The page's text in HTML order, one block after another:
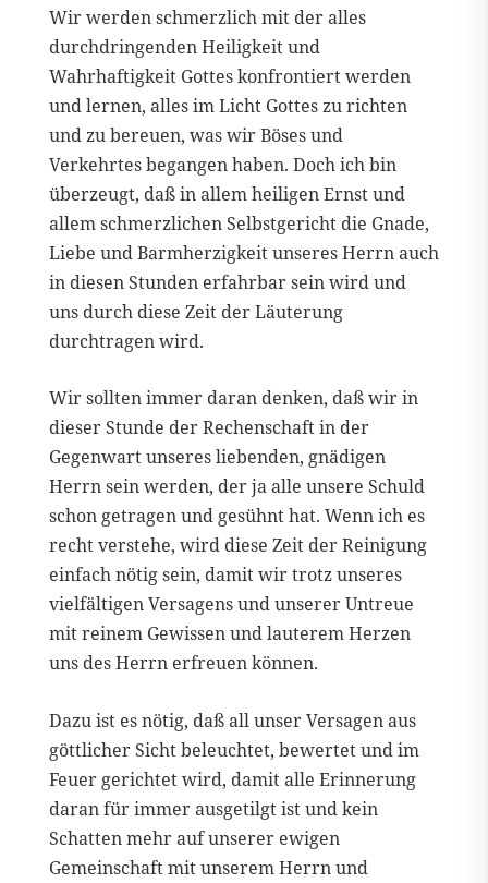
Wir werden schmerzlich mit der alles
durchdringenden Heiligkeit und
Wahrhaftigkeit Gottes konfrontiert werden
und lernen, alles im Licht Gottes zu richten
und zu bereuen, was wir Böses und
Verkehrtes begangen haben. Doch ich bin
überzeugt, daß in allem heiligen Ernst und
allem schmerzlichen Selbstgericht die Gnade,
Liebe und Barmherzigkeit unseres Herrn auch
in diesen Stunden erfahrbar sein wird und
uns durch diese Zeit der Läuterung
durchtragen wird.
Wir sollten immer daran denken, daß wir in
dieser Stunde der Rechenschaft in der
Gegenwart unseres liebenden, gnädigen
Herrn sein werden, der ja alle unsere Schuld
schon getragen und gesühnt hat. Wenn ich es
recht verstehe, wird diese Zeit der Reinigung
einfach nötig sein, damit wir trotz unseres
vielfältigen Versagens und unserer Untreue
mit reinem Gewissen und lauterem Herzen
uns des Herrn erfreuen können.
Dazu ist es nötig, daß all unser Versagen aus
göttlicher Sicht beleuchtet, bewertet und im
Feuer gerichtet wird, damit alle Erinnerung
daran für immer ausgetilgt ist und kein
Schatten mehr auf unserer ewigen
Gemeinschaft mit unserem Herrn und